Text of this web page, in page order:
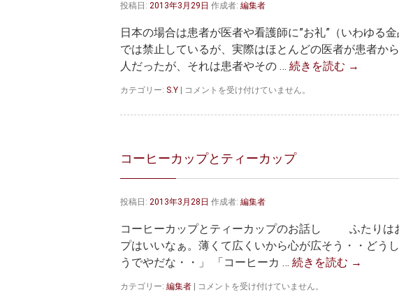
投稿日: 2013年3月29日 作成者: 編集者
日本の場合は患者が医者や看護師に”お礼”（いわゆる
では禁止しているが、実際はほとんどの医者が患者か
人だったが、それは患者やその … 続きを読む →
カテゴリー: S.Y
患
か
を
受
取
な
方
法
コメントを受け付けていません。
コーヒーカップとティーカップ
投稿日: 2013年3月28日 作成者: 編集者
コーヒーカップとティーカップのお話し ふたりは
プはいいなぁ。薄くて広くいから心が広そう・・どう
うでやだな・・」 「コーヒーカ … 続きを読む →
カテゴリー: 編集者
コ
コメントを受け付けていません。